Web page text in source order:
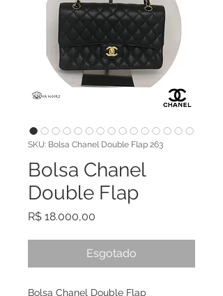
SKU: Bolsa Chanel Double Flap 263
Bolsa Chanel
Double Flap
R$ 18.000,00
Esgotado
Bolsa Chanel Double Flap